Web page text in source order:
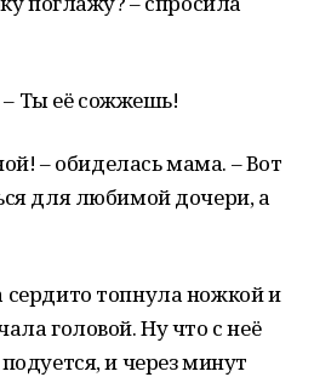
– Ты её сожжешь!
– обиделась мама. – Вот
для любимой дочери, а
топнула ножкой и
головой. Ну что с неё
и через минут